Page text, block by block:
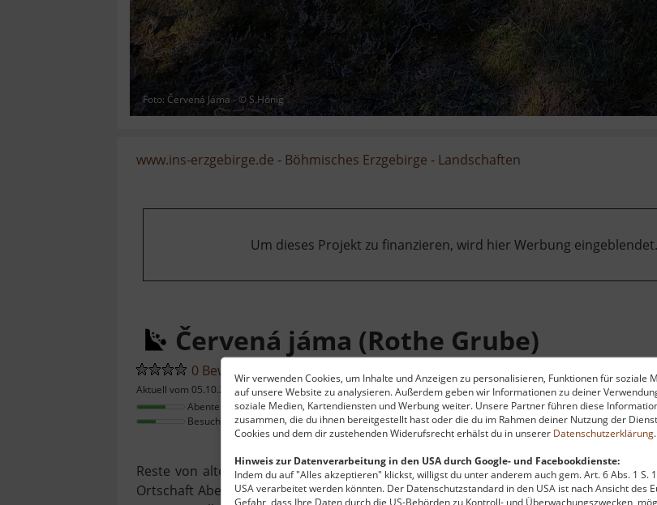
Wir verwenden Cookies, um Inhalte und Anzeigen zu personalisieren, Funktionen für soziale
auf unsere Website zu analysieren. Außerdem geben wir Informationen zu deiner
soziale Medien, Kartendiensten und Werbung weiter. Unsere Partner führen diese
zusammen, die du ihnen bereitgestellt hast oder die du im Rahmen deiner Nutzung der
Cookies und dem dir zustehenden Widerufsrecht erhälst du in unserer Datenschutzerklärung.
Hinweis zur Datenverarbeitung in den USA durch Google- und Facebookdienste:
Indem du auf "Alles akzeptieren" klickst, willigst du unter anderem auch gem. Art. 6 Abs. 1 S.
USA verarbeitet werden könnten. Der Datenschutzstandard in den USA ist nach Ansicht des
Gefahr, dass Ihre Daten durch die US-Behörden zu Kontroll- und Überwachungszwecken,
Foto: Červená Jáma - © S.Hönig
www.ins-erzgebirge.de - Böhmisches Erzgebirge - Landschaften
Um dieses Projekt zu finanzieren, wird hier Werbung eingeblendet.
Červená jáma (Rothe Grube)
0 Bewertungen
Aktuell vom 05.10.2024
Abenteuerfaktor
Besucheraufkommen
Reste von altem Bergbau wohl aus dem 16. Jahrhundert finden sich auf dem
Ortschaft Abertamy. Erstmals erwähnt wurde die Grube als "Rotterfundtgrub am